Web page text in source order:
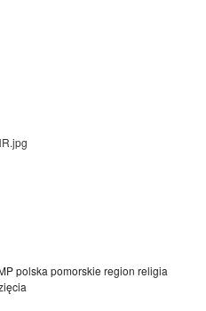
polska pomorskie region religia